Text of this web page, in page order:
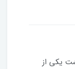
یکی از